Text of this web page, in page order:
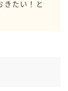
きたい！と